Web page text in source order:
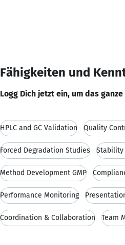
Fähigkeiten und
Logg Dich jetzt ein, um das
HPLC and GC Validation Quality
Forced Degradation Studies Stability
Method Development GMP
Performance Monitoring
Coordination & Collaboration Team